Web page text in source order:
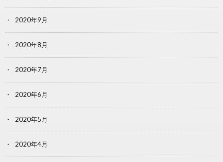
2020年9月
2020年8月
2020年7月
2020年6月
2020年5月
2020年4月